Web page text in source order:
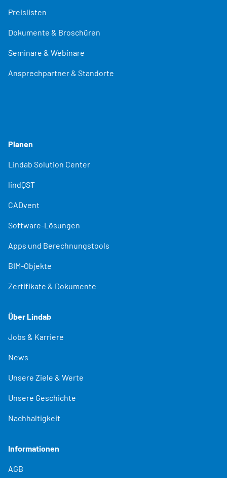
Preislisten
Dokumente & Broschüren
Seminare & Webinare
Ansprechpartner & Standorte
Planen
Lindab Solution Center
lindQST
CADvent
Software-Lösungen
Apps und Berechnungstools
BIM-Objekte
Zertifikate & Dokumente
Über Lindab
Jobs & Karriere
News
Unsere Ziele & Werte
Unsere Geschichte
Nachhaltigkeit
Informationen
AGB